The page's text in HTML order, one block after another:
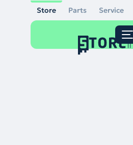
Store Parts Service